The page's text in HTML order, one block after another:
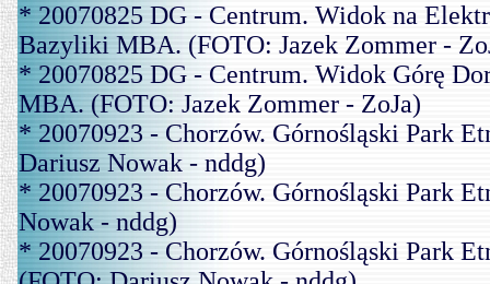
* 20070825 DG - Centrum. Widok na
Bazyliki MBA. (FOTO: Jazek Zommer -
* 20070825 DG - Centrum. Widok Górę
MBA. (FOTO: Jazek Zommer - ZoJa)
* 20070923 - Chorzów. Górnośląski Park
Dariusz Nowak - nddg)
* 20070923 - Chorzów. Górnośląski Park
Nowak - nddg)
* 20070923 - Chorzów. Górnośląski Park